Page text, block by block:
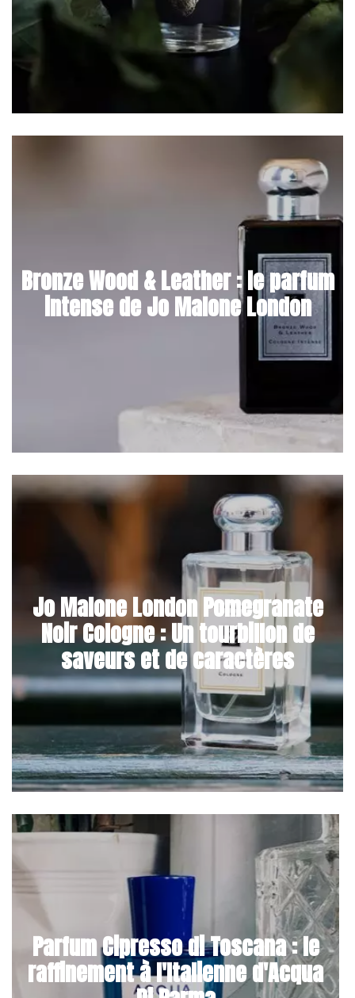
Bronze Wood & Leather : le parfum
intense de Jo Malone London
Jo Malone London Pomegranate
Noir Cologne : Un tourbillon de
saveurs et de caractères
Parfum Cipresso di Toscana : le
raffinement à l'Italienne d'Acqua